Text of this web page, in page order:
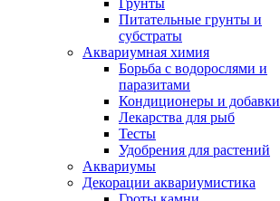
Грунты
Питательные грунты и
субстраты
Аквариумная химия
Борьба с водорослями и
паразитами
Кондиционеры и добавки
Лекарства для рыб
Тесты
Удобрения для растений
Аквариумы
Декорации аквариумистика